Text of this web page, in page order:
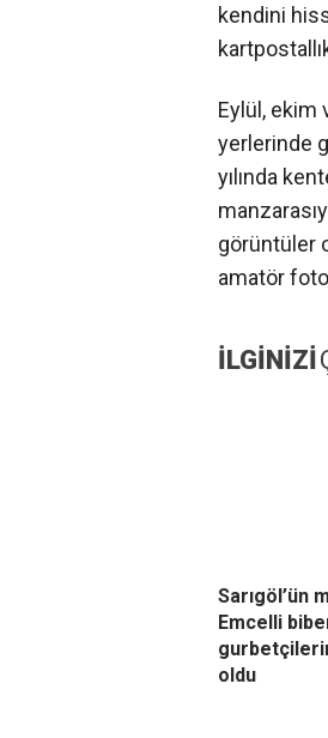
kendini
Eylül, ekim
yerlerinde
yılında
görüntüler
amatör
İLGİNİZİ
Sarıgöl’ün
Emcelli
oldu